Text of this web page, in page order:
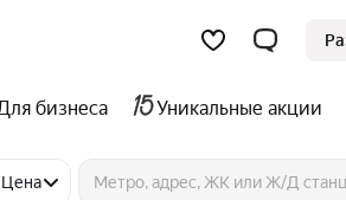
бизнеса Уникальные акции
Цена